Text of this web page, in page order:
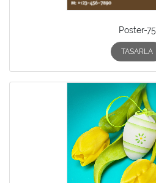
Poster-75
TASARLA